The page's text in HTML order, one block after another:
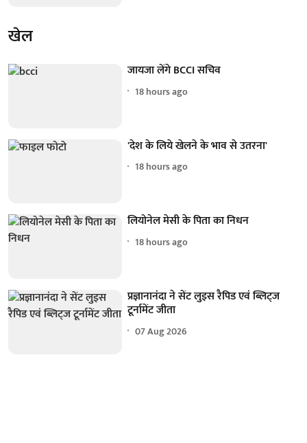
खेल
जायजा लेंगे BCCI सचिव
18 hours ago
'देश के लिये खेलने के भाव से उतरना'
18 hours ago
लियोनेल मेसी के पिता का निधन
18 hours ago
प्रज्ञानानंदा ने सेंट लुइस रैपिड एवं ब्लिट्ज
टूर्नामेंट जीता
07 Aug 2026